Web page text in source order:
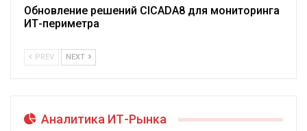
Обновление решений CICADA8 для мониторинга
ИТ-периметра
PREV NEXT
Аналитика ИТ-Рынка